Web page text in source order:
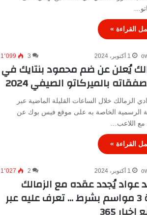
القراءة »
1 أكتوبر، 2024 3 1٬099
يُعلن عن ضم محمود بنتايك في
بالميركاتو الصيفي 2024
الزمالك خلال الساعات القليلة الماضية عبر
الرسمية الخاصة به على موقع فيس بوك عن
مع اللاعب…
القراءة »
1 أكتوبر، 2024 2 1٬027
عواد يُجدد عقده مع الزمالك
لمدة 3 مواسم بشرط … تعرف عليه عبر